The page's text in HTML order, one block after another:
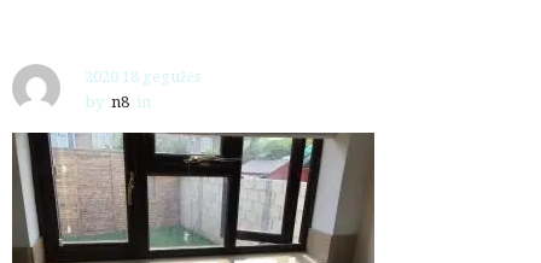
2020 18 gegužės
by n8 in